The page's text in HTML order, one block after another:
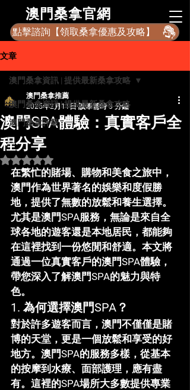
​澳門桑拿官網
點擊諮詢【領取桑拿優惠及攻略】
文章
澳門桑拿資訊 | 提供最新桑拿攻略
澳門桑拿評級
澳門桑拿資訊 | 提供最新桑拿攻略
澳門SPA體驗：真實客戶全
程分享
澳門桑拿推薦
2025年2月11日 讀畢需時 3 分鐘
評等為 NaN（最高為 5 顆星）。
在繁忙的賭場、購物和美食之旅中，
澳門作為世界著名的娛樂和度假勝
地，提供了無數的放鬆和養生選擇。
尤其是澳門SPA服務，無論是來自全
球各地的遊客還是本地居民，都能夠
在這裡找到一份悠閒和舒適。本文將
通過一位真實客戶的澳門SPA體驗，
帶您深入了解澳門SPA的魅力與特
色。
1. 為何選擇澳門SPA？
對於許多遊客而言，澳門不僅僅是賭
博的天堂，更是一個放鬆和享受的好
地方。 澳門SPA的服務多樣，從基本
的按摩到水療、面部護理，應有盡
有。這裡的SPA場所大多數提供專業